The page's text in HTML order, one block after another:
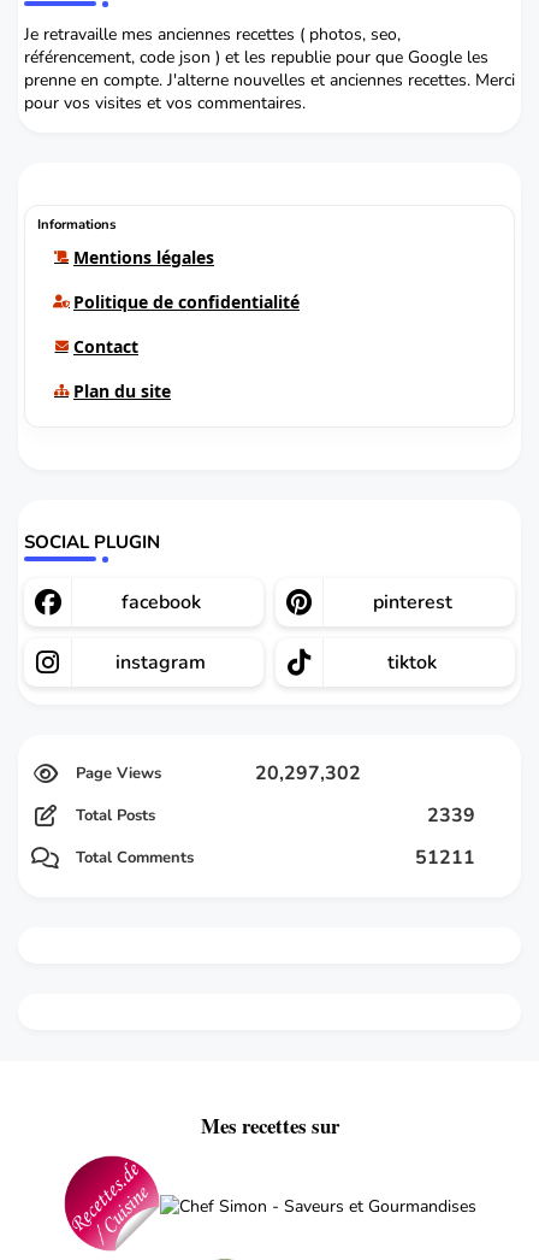
Je retravaille mes anciennes recettes ( photos, seo,
référencement, code json ) et les republie pour que Google les
prenne en compte. J'alterne nouvelles et anciennes recettes. Merci
pour vos visites et vos commentaires.
Informations
Mentions légales
Politique de confidentialité
Contact
Plan du site
SOCIAL PLUGIN
facebook pinterest
instagram tiktok
20,297,302
Total Posts 2339
Total Comments 51211
Mes recettes sur